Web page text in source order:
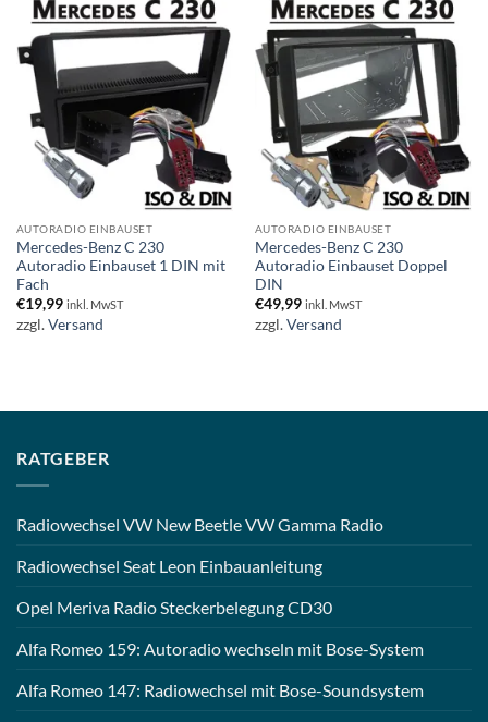
AUTORADIO EINBAUSET
Mercedes-Benz C 230
Autoradio Einbauset 1 DIN mit
Fach
€19,99 inkl. MwST
zzgl.Versand
AUTORADIO EINBAUSET
Mercedes-Benz C 230
Autoradio Einbauset Doppel
DIN
€49,99 inkl. MwST
zzgl.Versand
RATGEBER
Radiowechsel VW New Beetle VW Gamma Radio
Radiowechsel Seat Leon Einbauanleitung
Opel Meriva Radio Steckerbelegung CD30
Alfa Romeo 159: Autoradio wechseln mit Bose-System
Alfa Romeo 147: Radiowechsel mit Bose-Soundsystem